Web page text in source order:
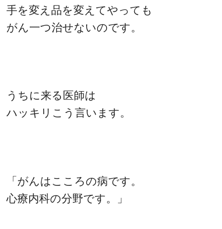
手を変え品を変えてやっても
がん一つ治せないのです。
うちに来る医師は
ハッキリこう言います。
「がんはこころの病です。
心療内科の分野です。」